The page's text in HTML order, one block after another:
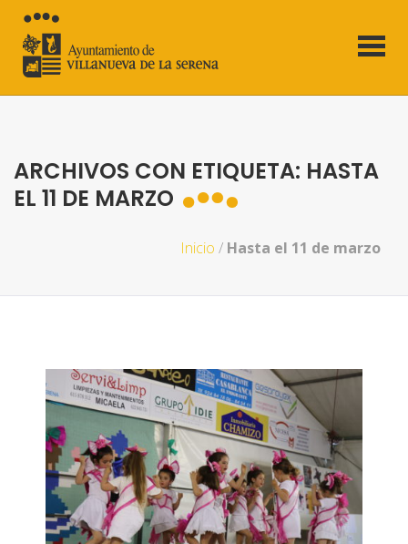
ARCHIVOS CON ETIQUETA: HASTA
EL 11 DE MARZO
Inicio / Hasta el 11 de marzo